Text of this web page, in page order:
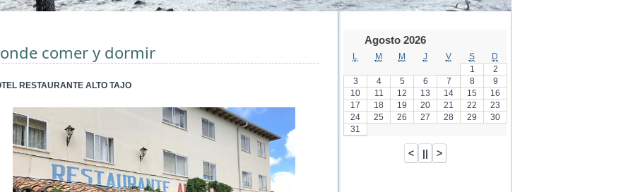
comer y dormir
RESTAURANTE ALTO TAJO
Agosto 2026
M M J V S
D
1
2
3
4 5 6 7 8
9
10
11 12 13 14 15
16
17
18 19 20 21 22
23
24
25 26 27 28 29
30
31